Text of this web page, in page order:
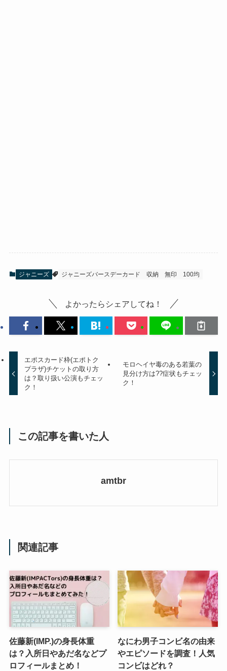
ジャニーズ ジャニーズバースデーカード 収納 無印 100均
よかったらシェアしてね！
エポスカード枠(エポトク
プラザ)チケットの取り方
は？取り扱い公演もチェッ
ク！
モロヘイヤ毒のある若葉の
見分け方は??症状もチェッ
ク！
この記事を書いた人
amtbr
関連記事
佐藤新(IMP.)の身長体重
は？入所日やあだ名などプ
ロフィールまとめ！
なにわ男子コンビ名の由来
やエピソードを調査！人気
コンビはどれ？